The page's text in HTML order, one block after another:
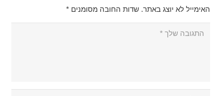
האימייל לא יוצג באתר. שדות החובה מסומנים*